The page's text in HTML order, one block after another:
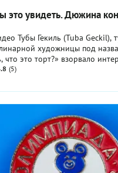
это увидеть. Дюжина
Тубы Гекиль (Tuba Geckil),
художницы под
что это торт?» взорвало
необычными могут быть
торты.
(5)